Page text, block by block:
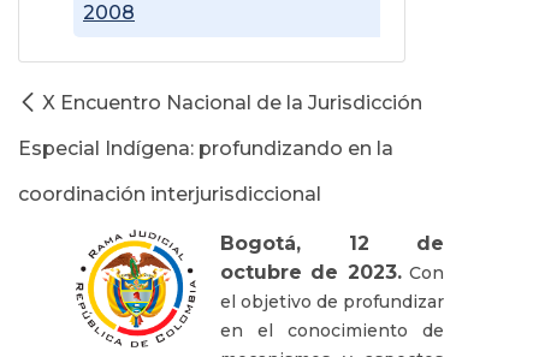
2008
X Encuentro Nacional de la Jurisdicción
Especial Indígena: profundizando en la
coordinación interjurisdiccional
Bogotá, 12 de
octubre de 2023.Con
el objetivo de profundizar
en el conocimiento de